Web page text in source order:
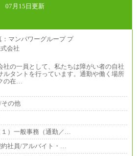
07月15日更新
社の一員として、私たちは障がい者の自社
ルタントを行っています。通勤や働く場所
の在…
の他
１）一般事務（通勤／…
約社員/アルバイト・…